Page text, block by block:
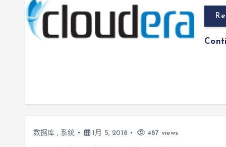
数据库 , 系统 1月 5, 2018 487 views